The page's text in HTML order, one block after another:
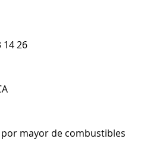
14 26
mayor de combustibles